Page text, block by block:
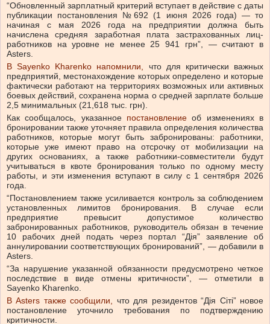
“Обновленный зарплатный критерий вступает в действие с даты
публикации постановления №692 (1 июня 2026 года) — то
начиная с мая 2026 года на предприятии должна быть
начислена средняя заработная плата застрахованных лиц-
работников на уровне не менее 25 941 грн”, — считают в
Asters.
В Sayenko Kharenko напомнили, что для критически важных
предприятий, местонахождение которых определено и которые
фактически работают на территориях возможных или активных
боевых действий, сохранена норма о средней зарплате больше
2,5 минимальных (21,618 тыс. грн).
Как сообщалось, указанное постановлениеоб изменениях в
бронировании также уточняет правила определения количества
работников, которые могут быть забронированы: работники,
которые уже имеют право на отсрочку от мобилизации на
других основаниях, а также работники-совместители будут
учитываться в квоте бронирования только по одному месту
работы, и эти изменения вступают в силу с 1 сентября 2026
года.
“Постановлением также усиливается контроль за соблюдением
установленных лимитов бронирования. В случае если
предприятие превысит допустимое количество
забронированных работников, руководитель обязан в течение
10 рабочих дней подать через портал “Дія” заявление об
аннулировании соответствующих бронирований”, — добавили в
Asters.
“За нарушение указанной обязанности предусмотрено четкое
последствие в виде отмены критичности”, — отметили в
Sayenko Kharenko.
В Asters также сообщили, что для резидентов “Дія Сіті” новое
постановление уточнило требования по подтверждению
критичности.